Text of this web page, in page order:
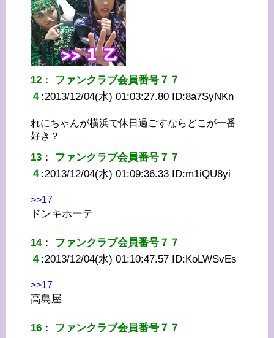
12 ： ファンクラブ会員番号７７
４ :2013/12/04(水) 01:03:27.80 ID:8a7SyNKn
れにちゃんが横浜で休日過ごすならどこが一番
好き？
13 ： ファンクラブ会員番号７７
４ :2013/12/04(水) 01:09:36.33 ID:m1iQU8yi
>>17
ドンキホーテ
14： ファンクラブ会員番号７７
４ :2013/12/04(水) 01:10:47.57 ID:KoLWSvEs
>>17
高島屋
16 ： ファンクラブ会員番号７７